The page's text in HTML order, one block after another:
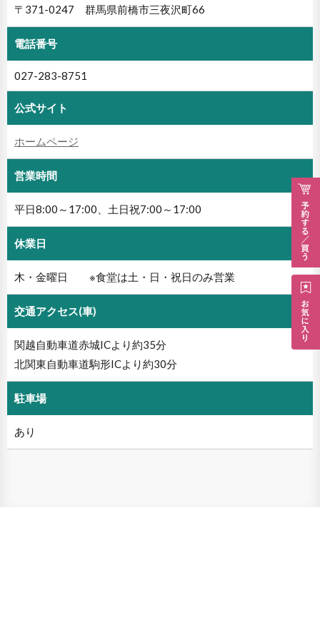
〒371-0247 群馬県前橋市三夜沢町66
電話番号
027-283-8751
公式サイト
ホームページ
営業時間
平日8:00～17:00、土日祝7:00～17:00
休業日
木・金曜日 ※食堂は土・日・祝日のみ営業
交通アクセス(車)
関越自動車道赤城ICより約35分
北関東自動車道駒形ICより約30分
駐車場
あり